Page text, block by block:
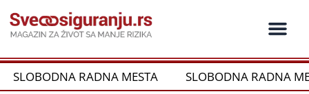
на
садржај
SLOBODNA RADNA MESTA SLOBODNA RADNA